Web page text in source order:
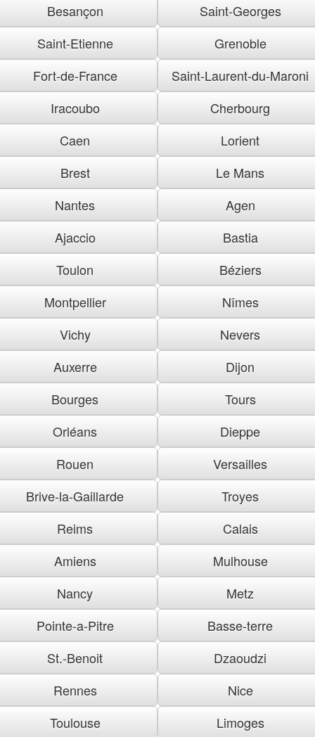
Besançon
Saint-Georges
Saint-Etienne
Grenoble
Fort-de-France
Saint-Laurent-du-Maroni
Iracoubo
Cherbourg
Caen
Lorient
Brest
Le Mans
Nantes
Agen
Ajaccio
Bastia
Toulon
Béziers
Montpellier
Nîmes
Vichy
Nevers
Auxerre
Dijon
Bourges
Tours
Orléans
Dieppe
Rouen
Versailles
Brive-la-Gaillarde
Troyes
Reims
Calais
Amiens
Mulhouse
Nancy
Metz
Pointe-a-Pitre
Basse-terre
St.-Benoit
Dzaoudzi
Rennes
Nice
Toulouse
Limoges